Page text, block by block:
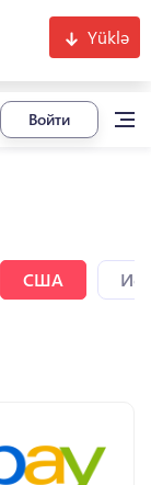
Yüklə
Войти
США